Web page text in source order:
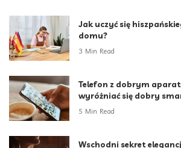
Jak uczyć się
domu?
3 Min Read
Telefon z dobrym
wyróżniać się dobry
5 Min Read
Wschodni sekret